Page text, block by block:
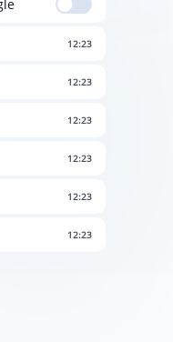
12:23
12:23
12:23
12:23
12:23
12:23